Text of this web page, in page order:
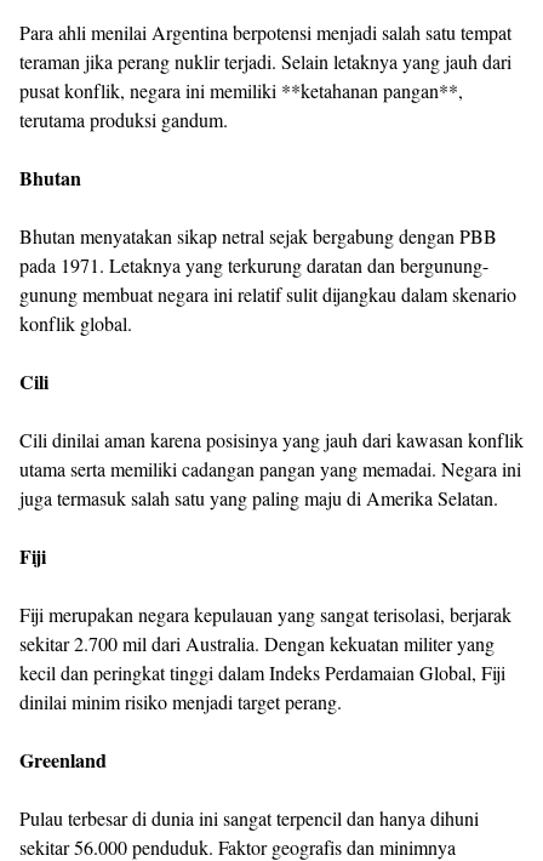
Para ahli menilai Argentina berpotensi menjadi salah satu tempat
teraman jika perang nuklir terjadi. Selain letaknya yang jauh dari
pusat konflik, negara ini memiliki **ketahanan pangan**,
terutama produksi gandum.
Bhutan
Bhutan menyatakan sikap netral sejak bergabung dengan PBB
pada 1971. Letaknya yang terkurung daratan dan bergunung-
gunung membuat negara ini relatif sulit dijangkau dalam skenario
konflik global.
Cili
Cili dinilai aman karena posisinya yang jauh dari kawasan konflik
utama serta memiliki cadangan pangan yang memadai. Negara ini
juga termasuk salah satu yang paling maju di Amerika Selatan.
Fiji
Fiji merupakan negara kepulauan yang sangat terisolasi, berjarak
sekitar 2.700 mil dari Australia. Dengan kekuatan militer yang
kecil dan peringkat tinggi dalam Indeks Perdamaian Global, Fiji
dinilai minim risiko menjadi target perang.
Greenland
Pulau terbesar di dunia ini sangat terpencil dan hanya dihuni
sekitar 56.000 penduduk. Faktor geografis dan minimnya